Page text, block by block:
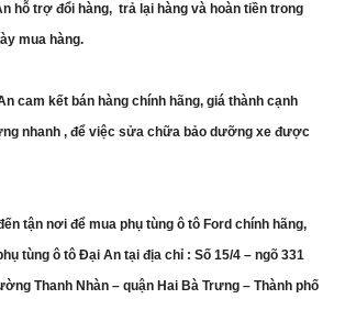
hỗ trợ đổi hàng, trả lại hàng và hoàn tiền trong
mua hàng.
cam kết bán hàng chính hãng, giá thành cạnh
nhanh , để việc sửa chữa bảo dưỡng xe được
tận nơi để mua phụ tùng ô tô Ford chính hãng,
tùng ô tô Đại An tại địa chỉ : Số 15/4 – ngõ 331
Thanh Nhàn – quận Hai Bà Trưng – Thành phố